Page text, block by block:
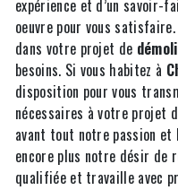
expérience et d’un savoir-
oeuvre pour vous
dans votre projet de
besoins. Si vous habitez à
disposition pour vous
nécessaires à votre projet
avant tout notre passion
encore plus notre désir de
qualifiée et travaille avec